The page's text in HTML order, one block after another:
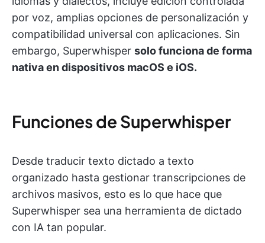
por voz, amplias opciones de personalización y
compatibilidad universal con aplicaciones. Sin
embargo, Superwhisper solo funciona de forma
nativa en dispositivos macOS e iOS.
Funciones de Superwhisper
Desde traducir texto dictado a texto
organizado hasta gestionar transcripciones de
archivos masivos, esto es lo que hace que
Superwhisper sea una herramienta de dictado
con IA tan popular.